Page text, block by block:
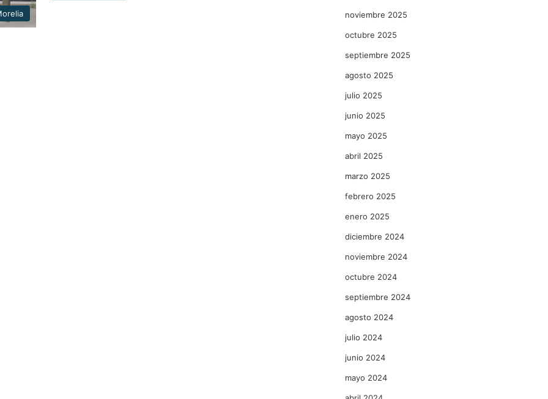
noviembre 2025
octubre 2025
septiembre 2025
agosto 2025
julio 2025
junio 2025
mayo 2025
abril 2025
marzo 2025
febrero 2025
enero 2025
diciembre 2024
noviembre 2024
octubre 2024
septiembre 2024
agosto 2024
julio 2024
junio 2024
mayo 2024